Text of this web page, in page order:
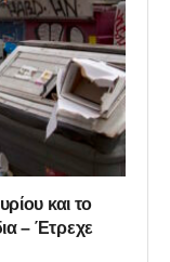
και το
– Έτρεχε